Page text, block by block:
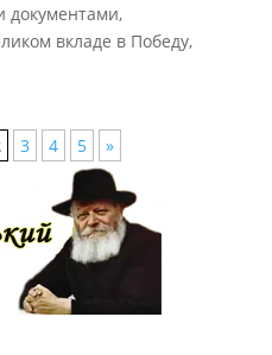
документами,
вкладе в Победу,
3 4 5 »